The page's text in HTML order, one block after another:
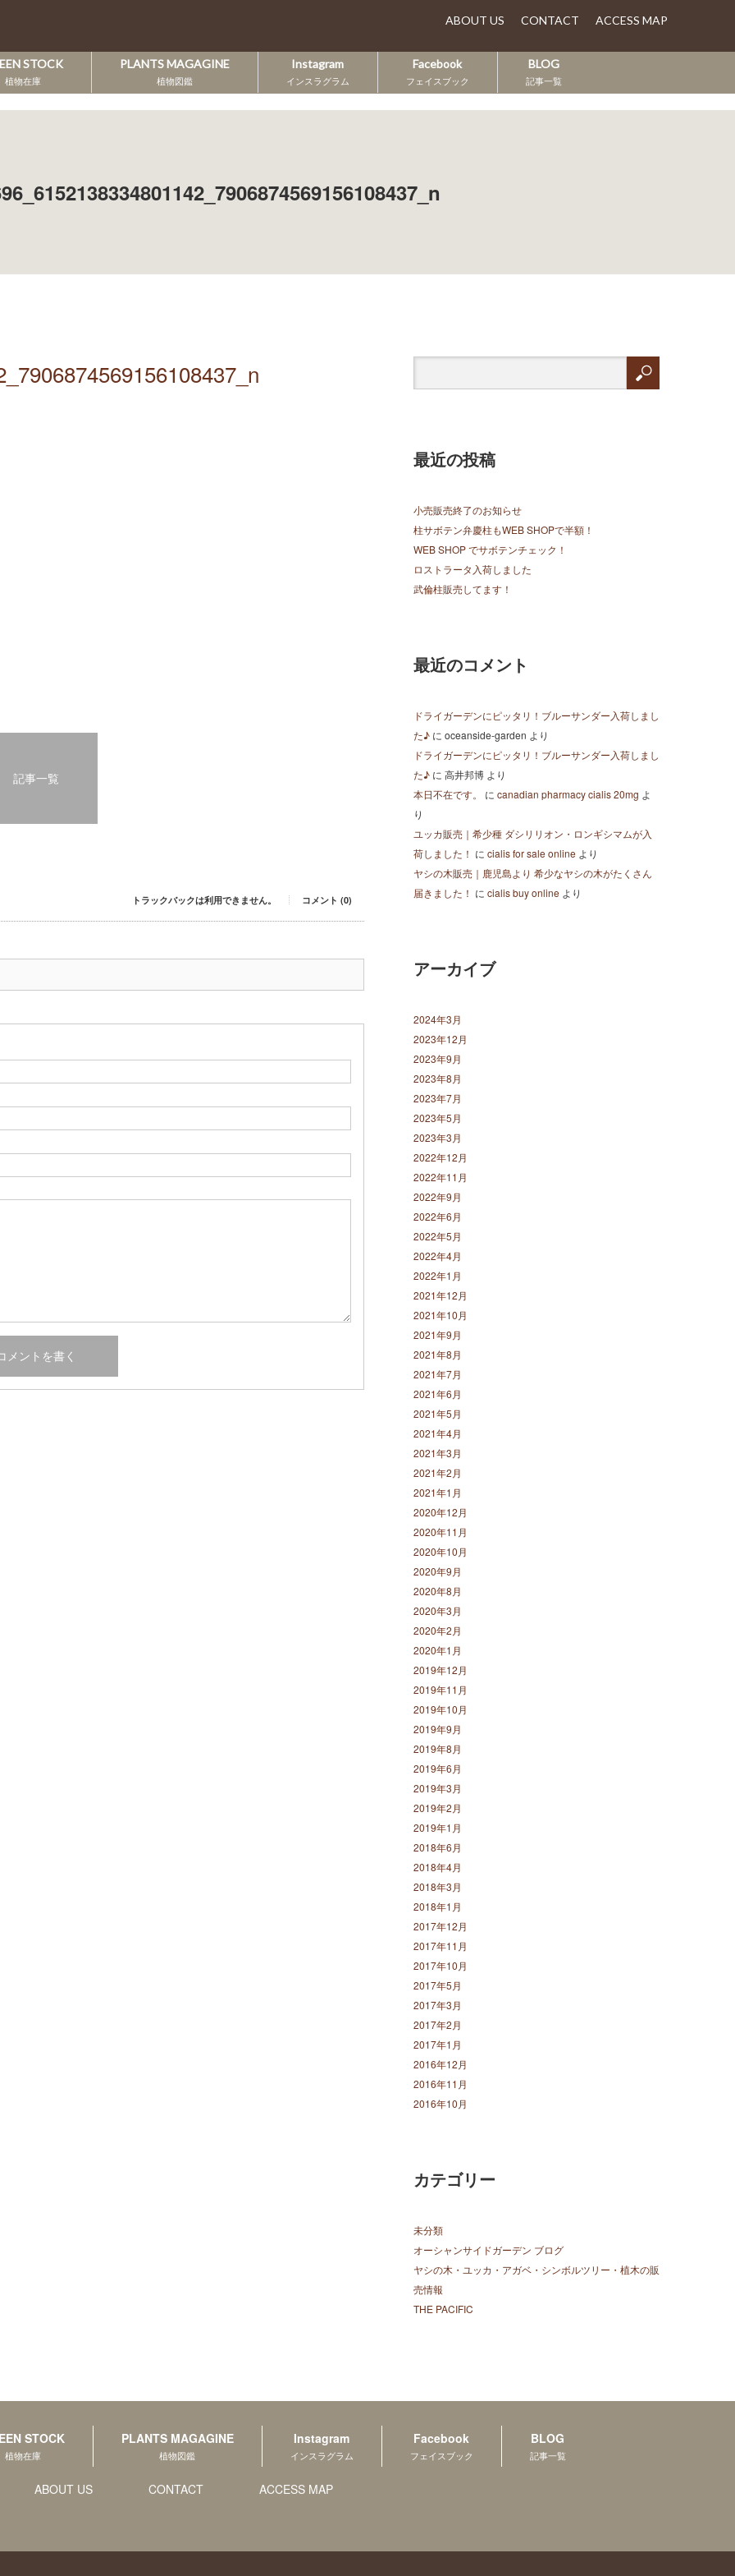
ABOUT US CONTACT ACCESS MAP
STOCK
植物在庫
PLANTS MAGAGINE
植物図鑑
Instagram
インスラグラム
Facebook
フェイスブック
BLOG
記事一覧
記事一覧
トラックバックは利用できません。 コメント (0)
最近の投稿
小売販売終了のお知らせ
柱サボテン弁慶柱もWEB SHOPで半額！
WEB SHOP でサボテンチェック！
ロストラータ入荷しました
武倫柱販売してます！
最近のコメント
ドライガーデンにピッタリ！ブルーサンダー入荷しまし
た♪ に oceanside-garden より
ドライガーデンにピッタリ！ブルーサンダー入荷しまし
た♪ に 高井邦博 より
本日不在です。
に canadian pharmacy cialis 20mg よ
り
ユッカ販売｜希少種 ダシリリオン・ロンギシマムが入
荷しました！ に cialis for sale online より
ヤシの木販売｜鹿児島より 希少なヤシの木がたくさん
届きました！ に cialis buy online より
アーカイブ
2024年3月
2023年12月
2023年9月
2023年8月
2023年7月
2023年5月
2023年3月
2022年12月
2022年11月
2022年9月
2022年6月
2022年5月
2022年4月
2022年1月
2021年12月
2021年10月
2021年9月
2021年8月
2021年7月
2021年6月
2021年5月
2021年4月
2021年3月
2021年2月
2021年1月
2020年12月
2020年11月
2020年10月
2020年9月
2020年8月
2020年3月
2020年2月
2020年1月
2019年12月
2019年11月
2019年10月
2019年9月
2019年8月
2019年6月
2019年3月
2019年2月
2019年1月
2018年6月
2018年4月
2018年3月
2018年1月
2017年12月
2017年11月
2017年10月
2017年5月
2017年3月
2017年2月
2017年1月
2016年12月
2016年11月
2016年10月
カテゴリー
未分類
オーシャンサイドガーデン ブログ
ヤシの木・ユッカ・アガベ・シンボルツリー・植木の販
売情報
THE PACIFIC
STOCK
植物在庫
PLANTS MAGAGINE
植物図鑑
Instagram
インスラグラム
Facebook
フェイスブック
BLOG
記事一覧
ABOUT US CONTACT ACCESS MAP